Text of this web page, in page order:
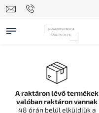
A raktáron lévő termékek
valóban raktáron vannak
48 órán belül elküldjük a